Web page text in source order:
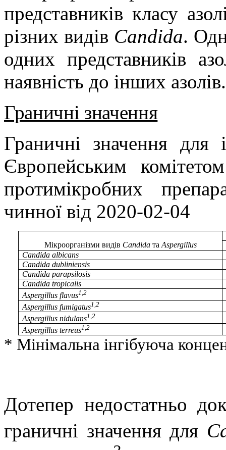
представників класу
різних видів Candida.
одних представників
наявність до інших азолів.
Граничні значення
Граничні значення для
Європейським
протимікробних
чинної від 2020-02-04
Мікроорганізми видів Candidaта Aspergillus
Candida albicans
Candida dubliniensis
Candida parapsilosis
Candida tropicalis
Aspergillus flavus1,2
Aspergillus fumigatus1,2
Aspergillus nidulans1,2
Aspergillus terreus1,2
* Мінімальна інгібуюча
Дотепер недостатньо
граничні значення для